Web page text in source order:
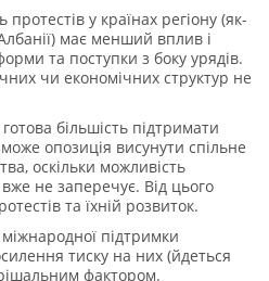
у країнах регіону (як-
має менший вплив і
та поступки з боку урядів.
чи економічних структур не
більшість підтримати
опозиція висунути спільне
оскільки можливість
не заперечує. Від цього
та їхній розвиток.
підтримки
тиску на них (йдеться
фактором.